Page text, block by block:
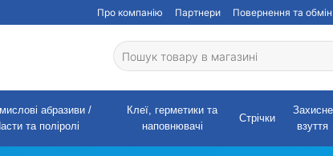
Про компанію Партнери Повернення та обмін
абразиви /
та поліролі
Клеї, герметики та
наповнювачі
Стрічки
Захисне
взуття